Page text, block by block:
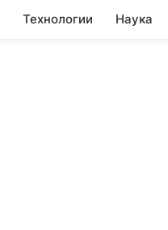
Технологии Наука